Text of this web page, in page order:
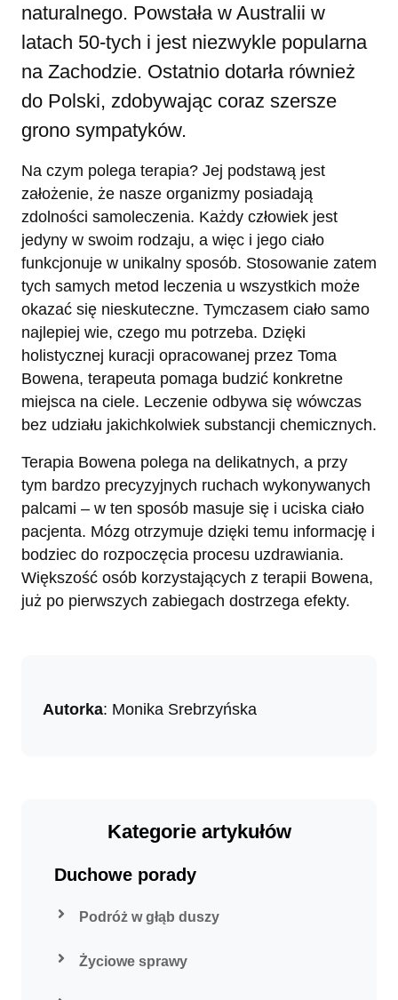
naturalnego. Powstała w Australii w
latach 50-tych i jest niezwykle popularna
na Zachodzie. Ostatnio dotarła również
do Polski, zdobywając coraz szersze
grono sympatyków.
Na czym polega terapia? Jej podstawą jest
założenie, że nasze organizmy posiadają
zdolności samoleczenia. Każdy człowiek jest
jedyny w swoim rodzaju, a więc i jego ciało
funkcjonuje w unikalny sposób. Stosowanie zatem
tych samych metod leczenia u wszystkich może
okazać się nieskuteczne. Tymczasem ciało samo
najlepiej wie, czego mu potrzeba. Dzięki
holistycznej kuracji opracowanej przez Toma
Bowena, terapeuta pomaga budzić konkretne
miejsca na ciele. Leczenie odbywa się wówczas
bez udziału jakichkolwiek substancji chemicznych.
Terapia Bowena polega na delikatnych, a przy
tym bardzo precyzyjnych ruchach wykonywanych
palcami – w ten sposób masuje się i uciska ciało
pacjenta. Mózg otrzymuje dzięki temu informację i
bodziec do rozpoczęcia procesu uzdrawiania.
Większość osób korzystających z terapii Bowena,
już po pierwszych zabiegach dostrzega efekty.
Autorka: Monika Srebrzyńska
Kategorie artykułów
Duchowe porady
Podróż w głąb duszy
Życiowe sprawy